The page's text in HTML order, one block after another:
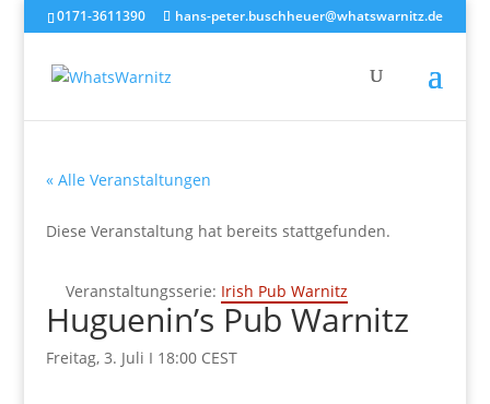
0171-3611390 hans-peter.buschheuer@whatswarnitz.de
« Alle Veranstaltungen
Diese Veranstaltung hat bereits stattgefunden.
Veranstaltungsserie: Irish Pub Warnitz
Huguenin’s Pub Warnitz
Freitag, 3. Juli I 18:00 CEST